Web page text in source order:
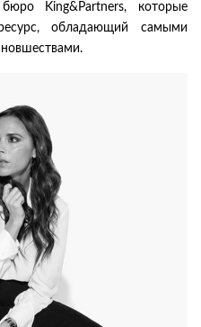
бюро
King&Partners, которые
обладающий самыми